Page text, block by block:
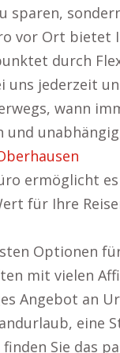
vor Ort bietet
durch
uns jederzeit
wann
und
ermöglicht
für Ihre
Optionen
mit vielen
Angebot an
eine
Sie das